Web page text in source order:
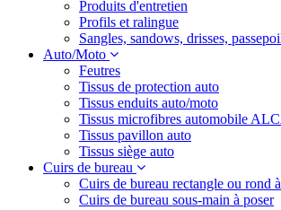
Produits d'entretien
Profils et ralingue
Sangles, sandows, drisses,
Auto/Moto
Feutres
Tissus de protection auto
Tissus enduits auto/moto
Tissus microfibres automobile
Tissus pavillon auto
Tissus siège auto
Cuirs de bureau
Cuirs de bureau rectangle ou rond
Cuirs de bureau sous-main à poser